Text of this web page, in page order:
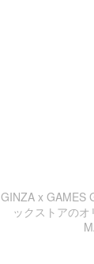
GINZA x GAMES
ックストアの